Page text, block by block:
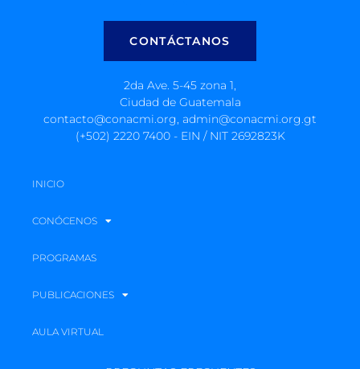
CONTÁCTANOS
2da Ave. 5-45 zona 1,
Ciudad de Guatemala
contacto@conacmi.org, admin@conacmi.org.gt
(+502) 2220 7400 - EIN / NIT 2692823K
INICIO
CONÓCENOS
PROGRAMAS
PUBLICACIONES
AULA VIRTUAL